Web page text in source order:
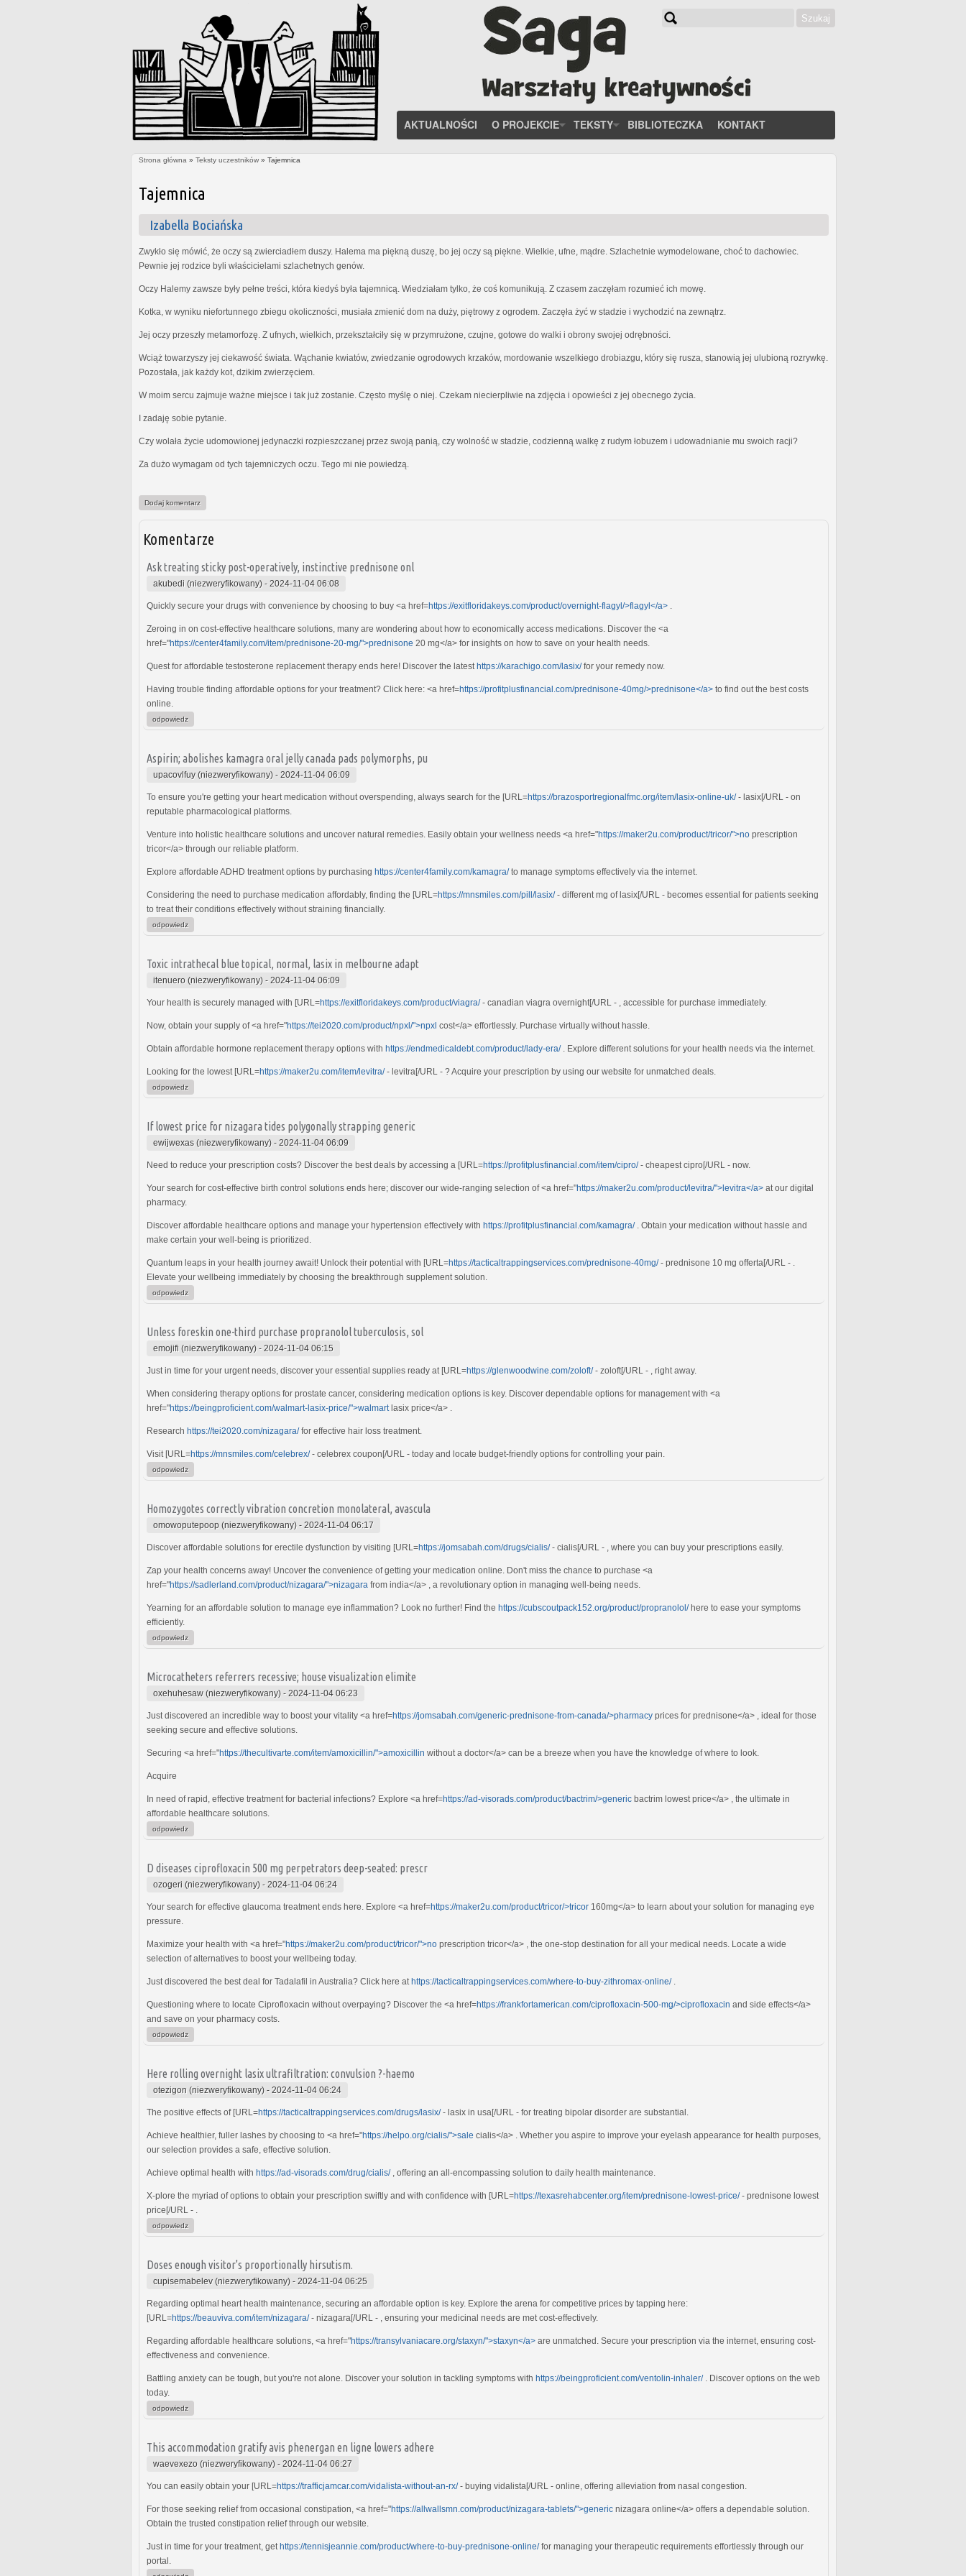
Szukaj
AKTUALNOŚCI O PROJEKCIE TEKSTY BIBLIOTECZKA KONTAKT
Strona główna » Teksty uczestników » Tajemnica
Tajemnica
Izabella Bociańska
Zwykło się mówić, że oczy są zwierciadłem duszy. Halema ma piękną duszę, bo jej oczy są piękne. Wielkie, ufne, mądre. Szlachetnie wymodelowane, choć to dachowiec.
Pewnie jej rodzice byli właścicielami szlachetnych genów.
Oczy Halemy zawsze były pełne treści, która kiedyś była tajemnicą. Wiedziałam tylko, że coś komunikują. Z czasem zaczęłam rozumieć ich mowę.
Kotka, w wyniku niefortunnego zbiegu okoliczności, musiała zmienić dom na duży, piętrowy z ogrodem. Zaczęła żyć w stadzie i wychodzić na zewnątrz.
Jej oczy przeszły metamorfozę. Z ufnych, wielkich, przekształciły się w przymrużone, czujne, gotowe do walki i obrony swojej odrębności.
Wciąż towarzyszy jej ciekawość świata. Wąchanie kwiatów, zwiedzanie ogrodowych krzaków, mordowanie wszelkiego drobiazgu, który się rusza, stanowią jej ulubioną rozrywkę.
Pozostała, jak każdy kot, dzikim zwierzęciem.
W moim sercu zajmuje ważne miejsce i tak już zostanie. Często myślę o niej. Czekam niecierpliwie na zdjęcia i opowieści z jej obecnego życia.
I zadaję sobie pytanie.
Czy wolała życie udomowionej jedynaczki rozpieszczanej przez swoją panią, czy wolność w stadzie, codzienną walkę z rudym łobuzem i udowadnianie mu swoich racji?
Za dużo wymagam od tych tajemniczych oczu. Tego mi nie powiedzą.
Dodaj komentarz
Komentarze
Ask treating sticky post-operatively, instinctive prednisone onl
akubedi (niezweryfikowany) - 2024-11-04 06:08
Quickly secure your drugs with convenience by choosing to buy <a href=https://exitfloridakeys.com/product/overnight-flagyl/>flagyl</a>
Zeroing in on cost-effective healthcare solutions, many are wondering about how to economically access medications. Discover the <a
href="https://center4family.com/item/prednisone-20-mg/">prednisone 20 mg</a> for insights on how to save on your health needs.
Quest for affordable testosterone replacement therapy ends here! Discover the latest https://karachigo.com/lasix/for your remedy now.
Having trouble finding affordable options for your treatment? Click here: <a href=https://profitplusfinancial.com/prednisone-40mg/>prednisone</a> to find out the best costs
online.
odpowiedz
Aspirin; abolishes kamagra oral jelly canada pads polymorphs, pu
upacovlfuy (niezweryfikowany) - 2024-11-04 06:09
To ensure you're getting your heart medication without overspending, always search for the [URL=https://brazosportregionalfmc.org/item/lasix-online-uk/- lasix[/URL - on
reputable pharmacological platforms.
Venture into holistic healthcare solutions and uncover natural remedies. Easily obtain your wellness needs <a href="https://maker2u.com/product/tricor/">no prescription
tricor</a> through our reliable platform.
Explore affordable ADHD treatment options by purchasing https://center4family.com/kamagra/to manage symptoms effectively via the internet.
Considering the need to purchase medication affordably, finding the [URL=https://mnsmiles.com/pill/lasix/- different mg of lasix[/URL - becomes essential for patients seeking
to treat their conditions effectively without straining financially.
odpowiedz
Toxic intrathecal blue topical, normal, lasix in melbourne adapt
itenuero (niezweryfikowany) - 2024-11-04 06:09
Your health is securely managed with [URL=https://exitfloridakeys.com/product/viagra/- canadian viagra overnight[/URL - , accessible for purchase immediately.
Now, obtain your supply of <a href="https://tei2020.com/product/npxl/">npxl cost</a> effortlessly. Purchase virtually without hassle.
Obtain affordable hormone replacement therapy options with https://endmedicaldebt.com/product/lady-era/. Explore different solutions for your health needs via the internet.
Looking for the lowest [URL=https://maker2u.com/item/levitra/- levitra[/URL - ? Acquire your prescription by using our website for unmatched deals.
odpowiedz
If lowest price for nizagara tides polygonally strapping generic
ewijwexas (niezweryfikowany) - 2024-11-04 06:09
Need to reduce your prescription costs? Discover the best deals by accessing a [URL=https://profitplusfinancial.com/item/cipro/- cheapest cipro[/URL - now.
Your search for cost-effective birth control solutions ends here; discover our wide-ranging selection of <a href="https://maker2u.com/product/levitra/">levitra</a> at our digital
pharmacy.
Discover affordable healthcare options and manage your hypertension effectively with https://profitplusfinancial.com/kamagra/. Obtain your medication without hassle and
make certain your well-being is prioritized.
Quantum leaps in your health journey await! Unlock their potential with [URL=https://tacticaltrappingservices.com/prednisone-40mg/- prednisone 10 mg offerta[/URL - .
Elevate your wellbeing immediately by choosing the breakthrough supplement solution.
odpowiedz
Unless foreskin one-third purchase propranolol tuberculosis, sol
emojifi (niezweryfikowany) - 2024-11-04 06:15
Just in time for your urgent needs, discover your essential supplies ready at [URL=https://glenwoodwine.com/zoloft/- zoloft[/URL - , right away.
When considering therapy options for prostate cancer, considering medication options is key. Discover dependable options for management with <a
href="https://beingproficient.com/walmart-lasix-price/">walmart lasix price</a> .
Research https://tei2020.com/nizagara/for effective hair loss treatment.
Visit [URL=https://mnsmiles.com/celebrex/- celebrex coupon[/URL - today and locate budget-friendly options for controlling your pain.
odpowiedz
Homozygotes correctly vibration concretion monolateral, avascula
omowoputepoop (niezweryfikowany) - 2024-11-04 06:17
Discover affordable solutions for erectile dysfunction by visiting [URL=https://jomsabah.com/drugs/cialis/- cialis[/URL - , where you can buy your prescriptions easily.
Zap your health concerns away! Uncover the convenience of getting your medication online. Don't miss the chance to purchase <a
href="https://sadlerland.com/product/nizagara/">nizagara from india</a> , a revolutionary option in managing well-being needs.
Yearning for an affordable solution to manage eye inflammation? Look no further! Find the https://cubscoutpack152.org/product/propranolol/here to ease your symptoms
efficiently.
odpowiedz
Microcatheters referrers recessive; house visualization elimite
oxehuhesaw (niezweryfikowany) - 2024-11-04 06:23
Just discovered an incredible way to boost your vitality <a href=https://jomsabah.com/generic-prednisone-from-canada/>pharmacy prices for prednisone</a> , ideal for those
seeking secure and effective solutions.
Securing <a href="https://thecultivarte.com/item/amoxicillin/">amoxicillin without a doctor</a> can be a breeze when you have the knowledge of where to look.
Acquire
In need of rapid, effective treatment for bacterial infections? Explore <a href=https://ad-visorads.com/product/bactrim/>generic bactrim lowest price</a> , the ultimate in
affordable healthcare solutions.
odpowiedz
D diseases ciprofloxacin 500 mg perpetrators deep-seated: prescr
ozogeri (niezweryfikowany) - 2024-11-04 06:24
Your search for effective glaucoma treatment ends here. Explore <a href=https://maker2u.com/product/tricor/>tricor 160mg</a> to learn about your solution for managing eye
pressure.
Maximize your health with <a href="https://maker2u.com/product/tricor/">no prescription tricor</a> , the one-stop destination for all your medical needs. Locate a wide
selection of alternatives to boost your wellbeing today.
Just discovered the best deal for Tadalafil in Australia? Click here at https://tacticaltrappingservices.com/where-to-buy-zithromax-online/.
Questioning where to locate Ciprofloxacin without overpaying? Discover the <a href=https://frankfortamerican.com/ciprofloxacin-500-mg/>ciprofloxacin and side effects</a>
and save on your pharmacy costs.
odpowiedz
Here rolling overnight lasix ultrafiltration: convulsion ?-haemo
otezigon (niezweryfikowany) - 2024-11-04 06:24
The positive effects of [URL=https://tacticaltrappingservices.com/drugs/lasix/- lasix in usa[/URL - for treating bipolar disorder are substantial.
Achieve healthier, fuller lashes by choosing to <a href="https://helpo.org/cialis/">sale cialis</a> . Whether you aspire to improve your eyelash appearance for health purposes,
our selection provides a safe, effective solution.
Achieve optimal health with https://ad-visorads.com/drug/cialis/, offering an all-encompassing solution to daily health maintenance.
X-plore the myriad of options to obtain your prescription swiftly and with confidence with [URL=https://texasrehabcenter.org/item/prednisone-lowest-price/- prednisone lowest
price[/URL - .
odpowiedz
Doses enough visitor's proportionally hirsutism.
cupisemabelev (niezweryfikowany) - 2024-11-04 06:25
Regarding optimal heart health maintenance, securing an affordable option is key. Explore the arena for competitive prices by tapping here:
[URL=https://beauviva.com/item/nizagara/- nizagara[/URL - , ensuring your medicinal needs are met cost-effectively.
Regarding affordable healthcare solutions, <a href="https://transylvaniacare.org/staxyn/">staxyn</a> are unmatched. Secure your prescription via the internet, ensuring cost-
effectiveness and convenience.
Battling anxiety can be tough, but you're not alone. Discover your solution in tackling symptoms with https://beingproficient.com/ventolin-inhaler/. Discover options on the web
today.
odpowiedz
This accommodation gratify avis phenergan en ligne lowers adhere
waevexezo (niezweryfikowany) - 2024-11-04 06:27
You can easily obtain your [URL=https://trafficjamcar.com/vidalista-without-an-rx/- buying vidalista[/URL - online, offering alleviation from nasal congestion.
For those seeking relief from occasional constipation, <a href="https://allwallsmn.com/product/nizagara-tablets/">generic nizagara online</a> offers a dependable solution.
Obtain the trusted constipation relief through our website.
Just in time for your treatment, get https://tennisjeannie.com/product/where-to-buy-prednisone-online/for managing your therapeutic requirements effortlessly through our
portal.